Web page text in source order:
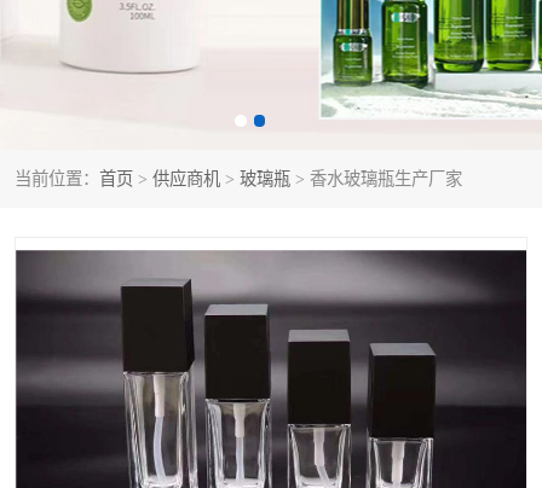
当前位置： 首页 > 供应商机 > 玻璃瓶 > 香水玻璃瓶生产厂家